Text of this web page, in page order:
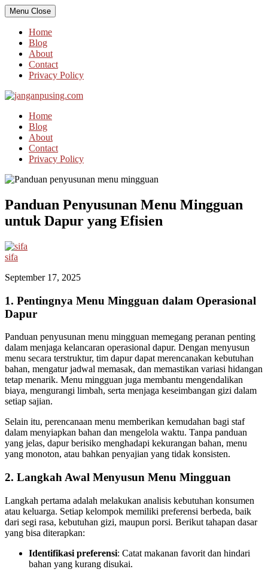
Skip
to
content
Menu Close
Home
Blog
About
Contact
Privacy Policy
Home
Blog
About
Contact
Privacy Policy
Panduan Penyusunan Menu Mingguan
untuk Dapur yang Efisien
sifa
September 17, 2025
1. Pentingnya Menu Mingguan dalam Operasional
Dapur
Panduan penyusunan menu mingguan memegang peranan penting
dalam menjaga kelancaran operasional dapur. Dengan menyusun
menu secara terstruktur, tim dapur dapat merencanakan kebutuhan
bahan, mengatur jadwal memasak, dan memastikan variasi hidangan
tetap menarik. Menu mingguan juga membantu mengendalikan
biaya, mengurangi limbah, serta menjaga keseimbangan gizi dalam
setiap sajian.
Selain itu, perencanaan menu memberikan kemudahan bagi staf
dalam menyiapkan bahan dan mengelola waktu. Tanpa panduan
yang jelas, dapur berisiko menghadapi kekurangan bahan, menu
yang monoton, atau bahkan penyajian yang tidak konsisten.
2. Langkah Awal Menyusun Menu Mingguan
Langkah pertama adalah melakukan analisis kebutuhan konsumen
atau keluarga. Setiap kelompok memiliki preferensi berbeda, baik
dari segi rasa, kebutuhan gizi, maupun porsi. Berikut tahapan dasar
yang bisa diterapkan:
Identifikasi preferensi: Catat makanan favorit dan hindari
bahan yang kurang disukai.